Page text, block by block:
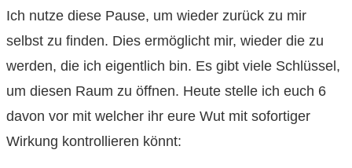
Ich nutze diese Pause, um wieder zurück zu mir
selbst zu finden. Dies ermöglicht mir, wieder die zu
werden, die ich eigentlich bin. Es gibt viele Schlüssel,
um diesen Raum zu öffnen. Heute stelle ich euch 6
davon vor mit welcher ihr eure Wut mit sofortiger
Wirkung kontrollieren könnt: